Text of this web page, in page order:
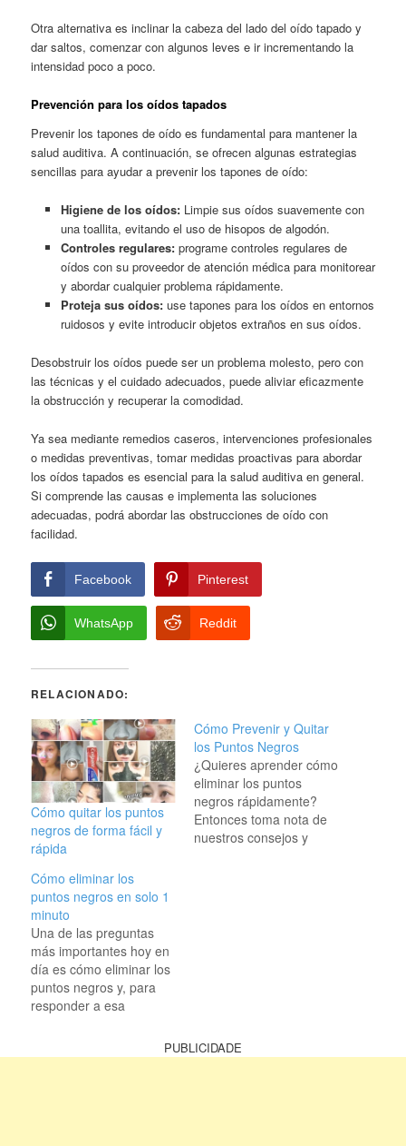
Otra alternativa es inclinar la cabeza del lado del oído tapado y
dar saltos, comenzar con algunos leves e ir incrementando la
intensidad poco a poco.
Prevención para los oídos tapados
Prevenir los tapones de oído es fundamental para mantener la
salud auditiva. A continuación, se ofrecen algunas estrategias
sencillas para ayudar a prevenir los tapones de oído:
Higiene de los oídos:Limpie sus oídos suavemente con
una toallita, evitando el uso de hisopos de algodón.
Controles regulares:programe controles regulares de
oídos con su proveedor de atención médica para monitorear
y abordar cualquier problema rápidamente.
Proteja sus oídos:use tapones para los oídos en entornos
ruidosos y evite introducir objetos extraños en sus oídos.
Desobstruir los oídos puede ser un problema molesto, pero con
las técnicas y el cuidado adecuados, puede aliviar eficazmente
la obstrucción y recuperar la comodidad.
Ya sea mediante remedios caseros, intervenciones profesionales
o medidas preventivas, tomar medidas proactivas para abordar
los oídos tapados es esencial para la salud auditiva en general.
Si comprende las causas e implementa las soluciones
adecuadas, podrá abordar las obstrucciones de oído con
facilidad.
Facebook Pinterest
WhatsApp Reddit
RELACIONADO:
Cómo quitar los puntos
negros de forma fácil y
rápida
Cómo Prevenir y Quitar
los Puntos Negros
¿Quieres aprender cómo
eliminar los puntos
negros rápidamente?
Entonces toma nota de
nuestros consejos y
la piel,…
Cómo eliminar los
puntos negros en solo 1
minuto
Una de las preguntas
más importantes hoy en
día es cómo eliminar los
puntos negros y, para
responder a esa
le ayudará a eliminar los
PUBLICIDADE